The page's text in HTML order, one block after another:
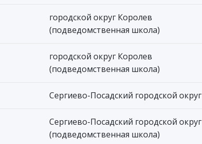
городской округ Королев
(подведомственная школа)
городской округ Королев
(подведомственная школа)
Сергиево-Посадский городской округ
Сергиево-Посадский городской округ
(подведомственная школа)